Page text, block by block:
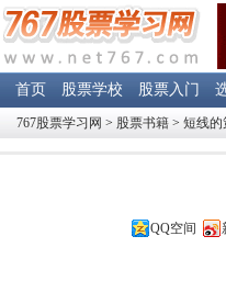
首页 股票学校 股票入门
767股票学习网 > 股票书籍 > 短线的
QQ空间